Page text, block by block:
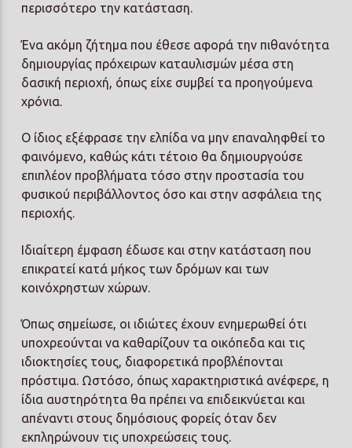
περισσότερο την κατάσταση.
Ένα ακόμη ζήτημα που έθεσε αφορά την πιθανότητα
δημιουργίας πρόχειρων καταυλισμών μέσα στη
δασική περιοχή, όπως είχε συμβεί τα προηγούμενα
χρόνια.
Ο ίδιος εξέφρασε την ελπίδα να μην επαναληφθεί το
φαινόμενο, καθώς κάτι τέτοιο θα δημιουργούσε
επιπλέον προβλήματα τόσο στην προστασία του
φυσικού περιβάλλοντος όσο και στην ασφάλεια της
περιοχής.
Ιδιαίτερη έμφαση έδωσε και στην κατάσταση που
επικρατεί κατά μήκος των δρόμων και των
κοινόχρηστων χώρων.
Όπως σημείωσε, οι ιδιώτες έχουν ενημερωθεί ότι
υποχρεούνται να καθαρίζουν τα οικόπεδα και τις
ιδιοκτησίες τους, διαφορετικά προβλέπονται
πρόστιμα. Ωστόσο, όπως χαρακτηριστικά ανέφερε, η
ίδια αυστηρότητα θα πρέπει να επιδεικνύεται και
απέναντι στους δημόσιους φορείς όταν δεν
εκπληρώνουν τις υποχρεώσεις τους.